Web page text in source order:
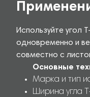
Используйте угол
одновременно и
совместно с
Основные
Марка и тип
Ширина угла